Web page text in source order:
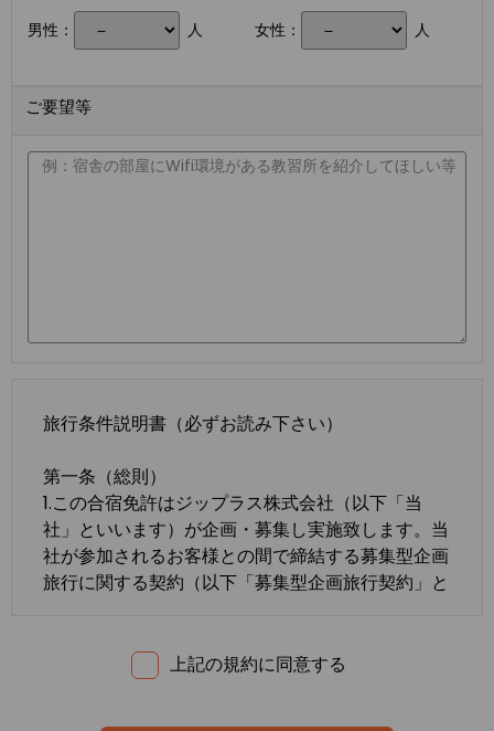
男性：
人 女性： 人
ご要望等
旅行条件説明書（必ずお読み下さい）
第一条（総則）
1.この合宿免許はジップラス株式会社（以下「当
社」といいます）が企画・募集し実施致します。当
社が参加されるお客様との間で締結する募集型企画
旅行に関する契約（以下「募集型企画旅行契約」と
たは一般に確立された慣習によるものとします。
上記の規約に同意する